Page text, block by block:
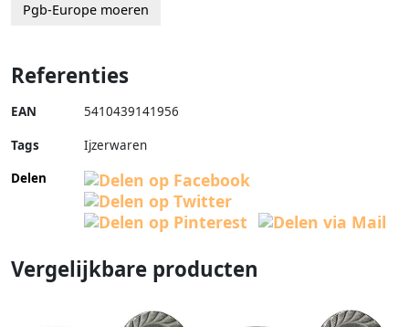
Pgb-Europe moeren
Referenties
EAN 5410439141956
Tags
Ijzerwaren
Delen
Vergelijkbare producten